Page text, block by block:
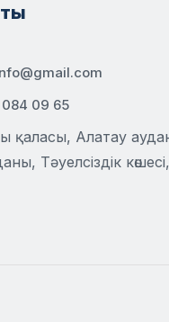
09 65
қаласы, Алатау
Тәуелсіздік